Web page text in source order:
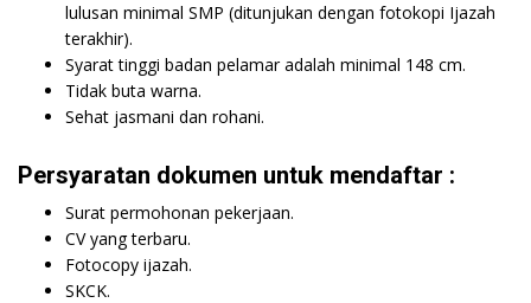
lulusan minimal SMP (ditunjukan dengan fotokopi Ijazah
terakhir).
Syarat tinggi badan pelamar adalah minimal 148 cm.
Tidak buta warna.
Sehat jasmani dan rohani.
Persyaratan dokumen untuk mendaftar :
Surat permohonan pekerjaan.
CV yang terbaru.
Fotocopy ijazah.
SKCK.